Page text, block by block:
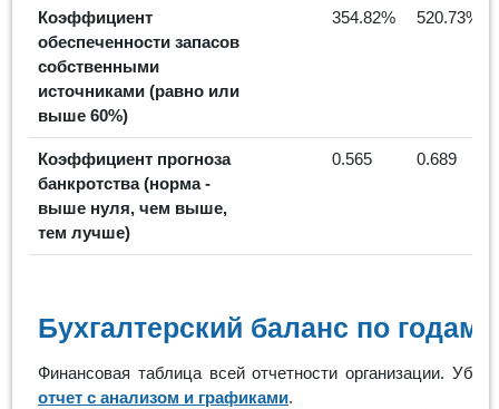
Коэффициент
обеспеченности запасов
собственными
источниками (равно или
выше 60%)
354.82% 520.73%
Коэффициент прогноза
банкротства (норма -
выше нуля, чем выше,
тем лучше)
0.565 0.689
Бухгалтерский баланс по годам
Финансовая таблица всей отчетности организации.
отчет с анализом и графиками.